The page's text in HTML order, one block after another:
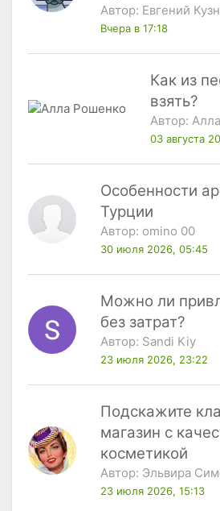
Автор: Евгений
Вчера в 17:18
Как из
взять?
Автор:
03 августа
Особенности
Турции
Автор: omino 00
30 июля 2026, 05:45
Можно ли
без затрат?
Автор: Sandi Kiy
23 июля 2026, 23:22
Подскажите
магазин с
косметикой
Автор: Эльвира
23 июля 2026, 15:13